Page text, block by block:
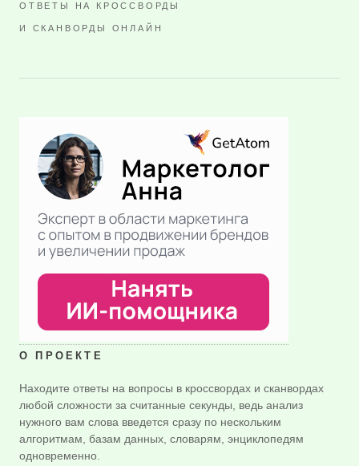
ОТВЕТЫ НА КРОССВОРДЫ
И СКАНВОРДЫ ОНЛАЙН
О ПРОЕКТЕ
Находите ответы на вопросы в кроссвордах и сканвордах
любой сложности за считанные секунды, ведь анализ
нужного вам слова введется сразу по нескольким
алгоритмам, базам данных, словарям, энциклопедям
одновременно.